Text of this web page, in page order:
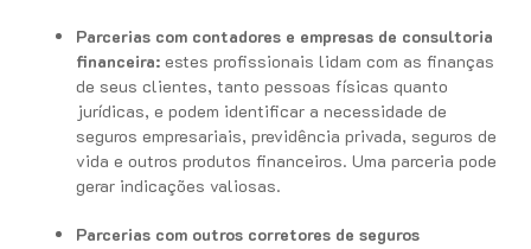
Parcerias com contadores e empresas de consultoria
financeira: estes profissionais lidam com as finanças
de seus clientes, tanto pessoas físicas quanto
jurídicas, e podem identificar a necessidade de
seguros empresariais, previdência privada, seguros de
vida e outros produtos financeiros. Uma parceria pode
gerar indicações valiosas.
Parcerias com outros corretores de seguros